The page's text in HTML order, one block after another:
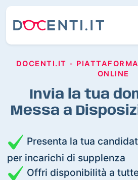
DOCENTI.IT -
ONLINE
Invia la tua
Messa a
Presenta la tua
per incarichi di supplenza
Offri disponibilità a